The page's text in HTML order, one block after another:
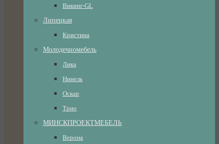
Викинг-GL
Липецкая
Кристина
Молодечномебель
Лика
Нинель
Оскар
Трио
МИНСКПРОЕКТМЕБЕЛЬ
Верона